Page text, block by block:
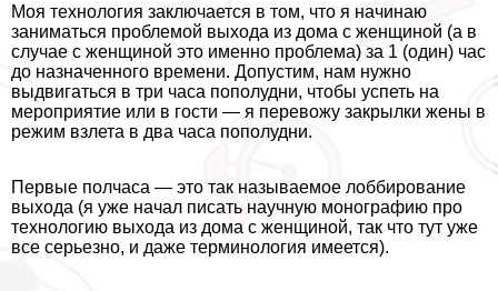
Моя технология заключается в том, что я начинаю
заниматься проблемой выхода из дома с женщиной (а в
случае с женщиной это именно проблема) за 1 (один) час
до назначенного времени. Допустим, нам нужно
выдвигаться в три часа пополудни, чтобы успеть на
мероприятие или в гости — я перевожу закрылки жены в
режим взлета в два часа пополудни.
Первые полчаса — это так называемое лоббирование
выхода (я уже начал писать научную монографию про
технологию выхода из дома с женщиной, так что тут уже
все серьезно, и даже терминология имеется).